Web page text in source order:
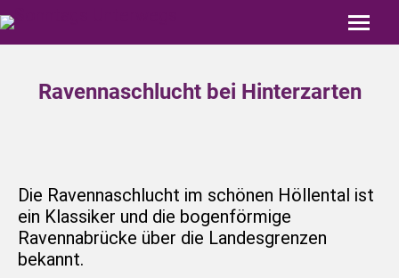
Ravennaschlucht bei Hinterzarten
Die Ravennaschlucht im schönen Höllental ist
ein Klassiker und die bogenförmige
Ravennabrücke über die Landesgrenzen
bekannt.